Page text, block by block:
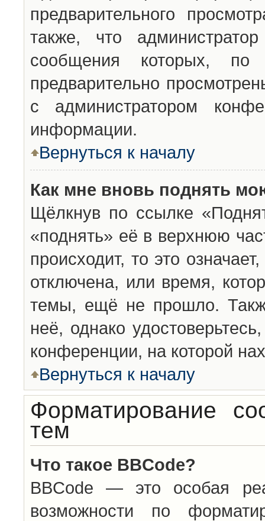
предварительного
также, что
сообщения которых,
предварительно
с администратором
информации.
Вернуться к началу
Как мне вновь поднять
Щёлкнув по ссылке
«поднять» её в верхнюю
происходит, то это
отключена, или время,
темы, ещё не прошло.
неё, однако
конференции, на которой
Вернуться к началу
Форматирование
тем
Что такое BBCode?
BBCode — это особая
возможности по